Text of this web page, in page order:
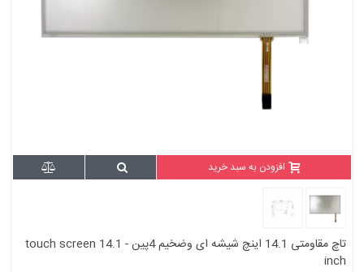
افزودن به سبد خرید
تاچ مقاومتی 14.1 اینچ شیشه ای وضخیم 4پین - touch screen 14.1
inch